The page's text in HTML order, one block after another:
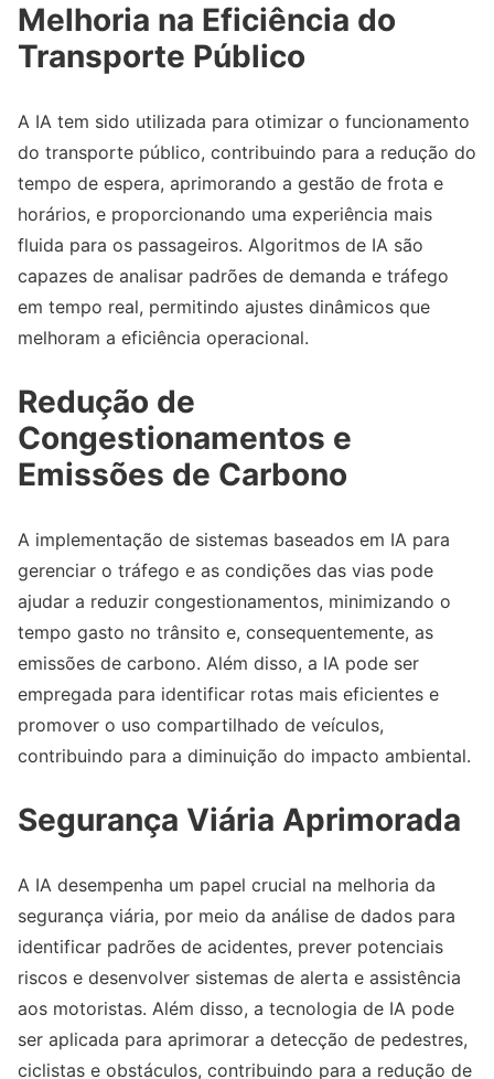
Melhoria na Eficiência do
Transporte Público
A IA tem sido utilizada para otimizar o funcionamento
do transporte público, contribuindo para a redução do
tempo de espera, aprimorando a gestão de frota e
horários, e proporcionando uma experiência mais
fluida para os passageiros. Algoritmos de IA são
capazes de analisar padrões de demanda e tráfego
em tempo real, permitindo ajustes dinâmicos que
melhoram a eficiência operacional.
Redução de
Congestionamentos e
Emissões de Carbono
A implementação de sistemas baseados em IA para
gerenciar o tráfego e as condições das vias pode
ajudar a reduzir congestionamentos, minimizando o
tempo gasto no trânsito e, consequentemente, as
emissões de carbono. Além disso, a IA pode ser
empregada para identificar rotas mais eficientes e
promover o uso compartilhado de veículos,
contribuindo para a diminuição do impacto ambiental.
Segurança Viária Aprimorada
A IA desempenha um papel crucial na melhoria da
segurança viária, por meio da análise de dados para
identificar padrões de acidentes, prever potenciais
riscos e desenvolver sistemas de alerta e assistência
aos motoristas. Além disso, a tecnologia de IA pode
ser aplicada para aprimorar a detecção de pedestres,
ciclistas e obstáculos, contribuindo para a redução de